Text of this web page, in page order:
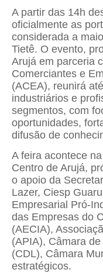
A partir das 14h
oficialmente as
considerada a
Tietê. O evento,
Arujá em parceria
Comerciantes e
(ACEA), reunirá
industriários e
segmentos, com
oportunidades,
difusão de
A feira acontece
Centro de Arujá,
o apoio da
Lazer, Ciesp
Empresarial Pró-
das Empresas do
(AECIA),
(APIA), Câmara
(CDL), Câmara
estratégicos.